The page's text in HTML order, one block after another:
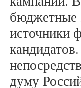
бюджетные
источники
думу